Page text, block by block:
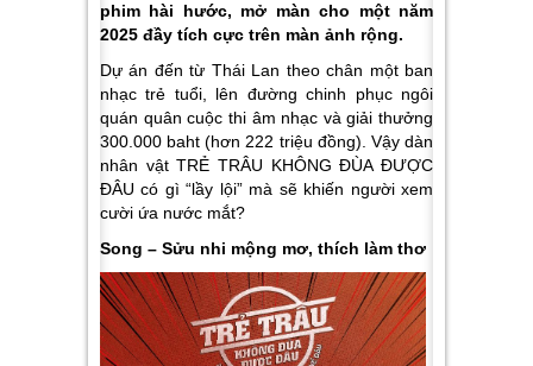
phim hài hước, mở màn cho một năm
2025 đầy tích cực trên màn ảnh rộng.
Dự án đến từ Thái Lan theo chân một ban
nhạc trẻ tuổi, lên đường chinh phục ngôi
quán quân cuộc thi âm nhạc và giải thưởng
300.000 baht (hơn 222 triệu đồng). Vậy dàn
nhân vật TRẺ TRÂU KHÔNG ĐÙA ĐƯỢC
ĐÂU có gì “lầy lội” mà sẽ khiến người xem
cười ứa nước mắt?
Song – Sửu nhi mộng mơ, thích làm thơ